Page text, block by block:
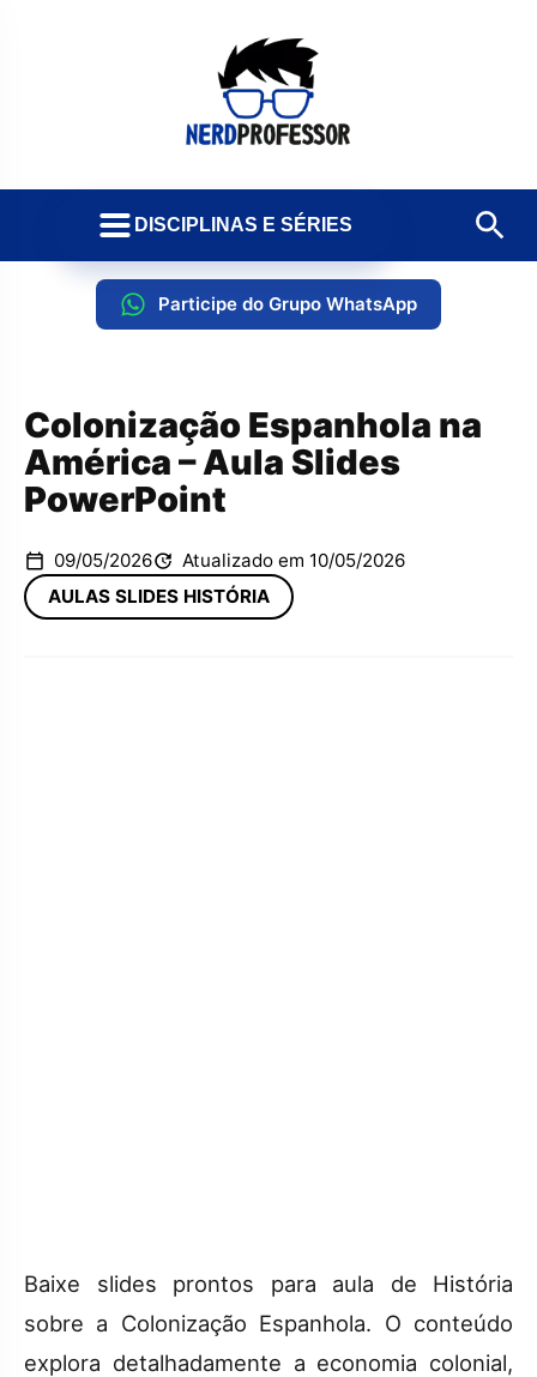
DISCIPLINAS E SÉRIES
Participe do Grupo WhatsApp
Colonização Espanhola na
América – Aula Slides
PowerPoint
09/05/2026
Atualizado em 10/05/2026
AULAS SLIDES HISTÓRIA
Baixe slides prontos para aula de História
sobre a Colonização Espanhola. O conteúdo
explora detalhadamente a economia colonial,